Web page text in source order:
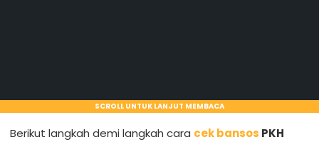
SCROLL UNTUK LANJUT MEMBACA
Berikut langkah demi langkah cara cek bansos PKH